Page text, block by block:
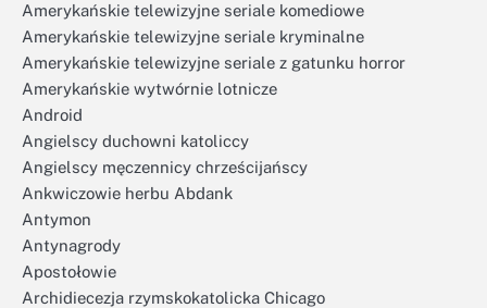
Amerykańskie telewizyjne seriale komediowe
Amerykańskie telewizyjne seriale kryminalne
Amerykańskie telewizyjne seriale z gatunku horror
Amerykańskie wytwórnie lotnicze
Android
Angielscy duchowni katoliccy
Angielscy męczennicy chrześcijańscy
Ankwiczowie herbu Abdank
Antymon
Antynagrody
Apostołowie
Archidiecezja rzymskokatolicka Chicago